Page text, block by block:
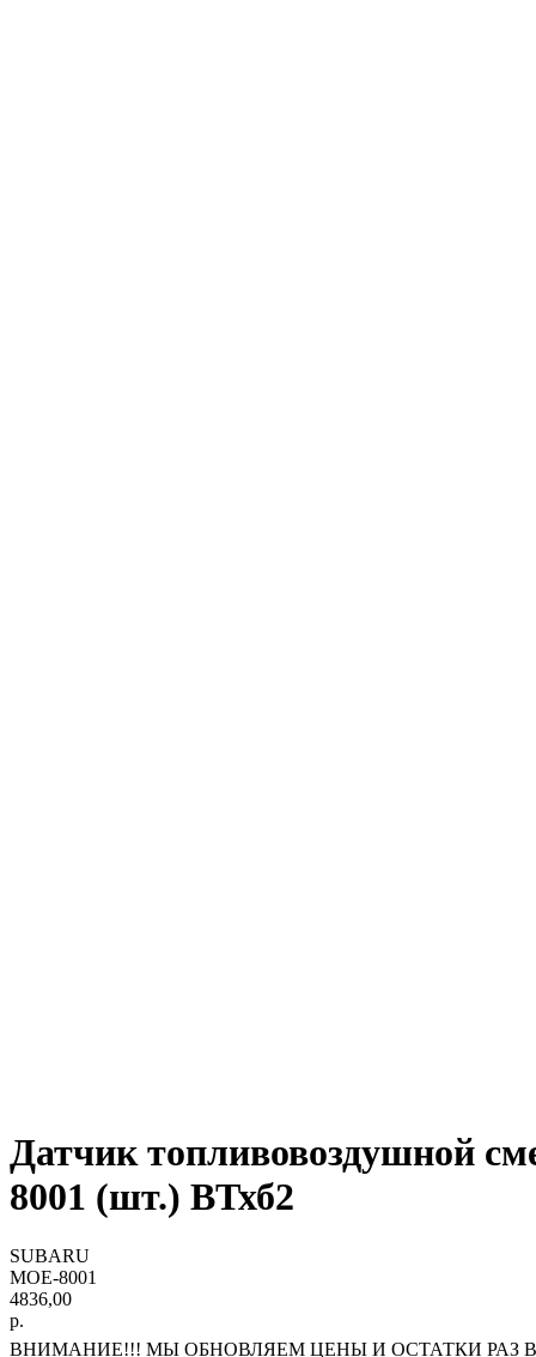
Датчик топливовоздушной
8001 (шт.) ВТхб2
SUBARU
MOE-8001
4836,00
р.
ВНИМАНИЕ!!! МЫ ОБНОВЛЯЕМ ЦЕНЫ И ОСТАТКИ РАЗ